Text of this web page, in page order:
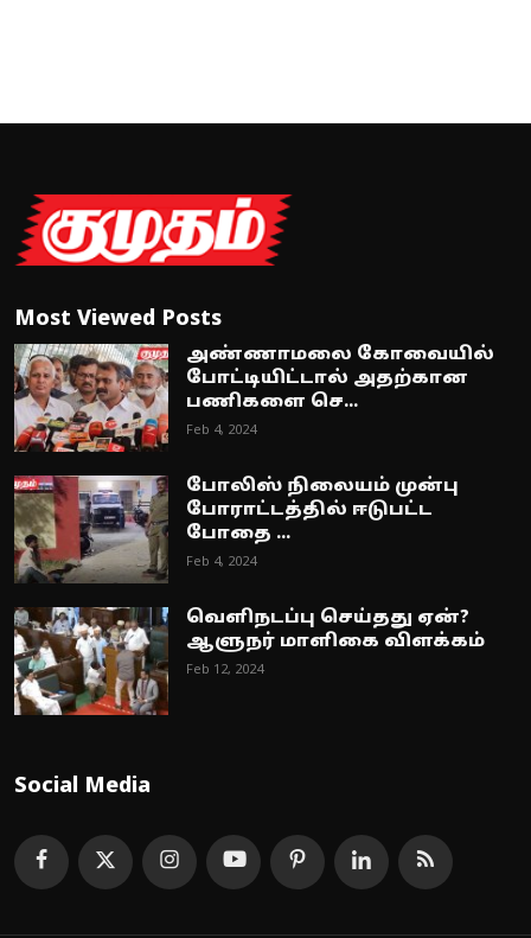
Most Viewed Posts
அண்ணாமலை கோவையில்
போட்டியிட்டால் அதற்கான
பணிகளை செ...
Feb 4, 2024
போலிஸ் நிலையம் முன்பு
போராட்டத்தில் ஈடுபட்ட
போதை ...
Feb 4, 2024
வெளிநடப்பு செய்தது ஏன்?
ஆளுநர் மாளிகை விளக்கம்
Feb 12, 2024
Social Media